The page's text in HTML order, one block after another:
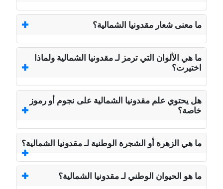
ما معنى شعار مقدونيا الشمالية؟
ما هي الألوان التي ترمز لـ مقدونيا الشمالية ولماذا
اختيرت؟
هل يحتوي علم مقدونيا الشمالية على نجوم أو رموز
خاصة؟
ما هي الزهرة أو الشجرة الوطنية لـ مقدونيا الشمالية؟
ما هو الحيوان الوطني لـ مقدونيا الشمالية؟